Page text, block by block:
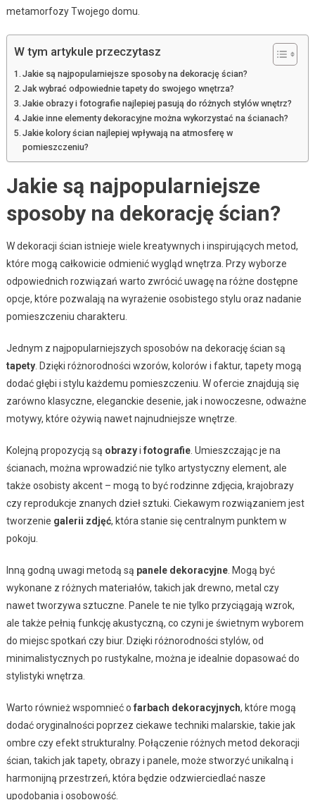
metamorfozy Twojego domu.
W tym artykule przeczytasz
Jakie są najpopularniejsze sposoby na dekorację ścian?
Jak wybrać odpowiednie tapety do swojego wnętrza?
Jakie obrazy i fotografie najlepiej pasują do różnych stylów wnętrz?
Jakie inne elementy dekoracyjne można wykorzystać na ścianach?
Jakie kolory ścian najlepiej wpływają na atmosferę w
pomieszczeniu?
Jakie są najpopularniejsze
sposoby na dekorację ścian?
W dekoracji ścian istnieje wiele kreatywnych i inspirujących metod,
które mogą całkowicie odmienić wygląd wnętrza. Przy wyborze
odpowiednich rozwiązań warto zwrócić uwagę na różne dostępne
opcje, które pozwalają na wyrażenie osobistego stylu oraz nadanie
pomieszczeniu charakteru.
Jednym z najpopularniejszych sposobów na dekorację ścian są
tapety. Dzięki różnorodności wzorów, kolorów i faktur, tapety mogą
dodać głębi i stylu każdemu pomieszczeniu. W ofercie znajdują się
zarówno klasyczne, eleganckie desenie, jak i nowoczesne, odważne
motywy, które ożywią nawet najnudniejsze wnętrze.
Kolejną propozycją są obrazyi fotografie. Umieszczając je na
ścianach, można wprowadzić nie tylko artystyczny element, ale
także osobisty akcent – mogą to być rodzinne zdjęcia, krajobrazy
czy reprodukcje znanych dzieł sztuki. Ciekawym rozwiązaniem jest
tworzenie galerii zdjęć, która stanie się centralnym punktem w
pokoju.
Inną godną uwagi metodą są panele dekoracyjne. Mogą być
wykonane z różnych materiałów, takich jak drewno, metal czy
nawet tworzywa sztuczne. Panele te nie tylko przyciągają wzrok,
ale także pełnią funkcję akustyczną, co czyni je świetnym wyborem
do miejsc spotkań czy biur. Dzięki różnorodności stylów, od
minimalistycznych po rustykalne, można je idealnie dopasować do
stylistyki wnętrza.
Warto również wspomnieć o farbach dekoracyjnych, które mogą
dodać oryginalności poprzez ciekawe techniki malarskie, takie jak
ombre czy efekt strukturalny. Połączenie różnych metod dekoracji
ścian, takich jak tapety, obrazy i panele, może stworzyć unikalną i
harmonijną przestrzeń, która będzie odzwierciedlać nasze
upodobania i osobowość.